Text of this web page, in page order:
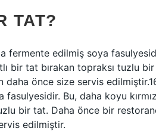
TAT?
edilmiş soya
bir tat bırakan topraksı tuzlu
daha önce size servis
Bu, daha koyu
bir tat. Daha önce bir
edilmiştir.